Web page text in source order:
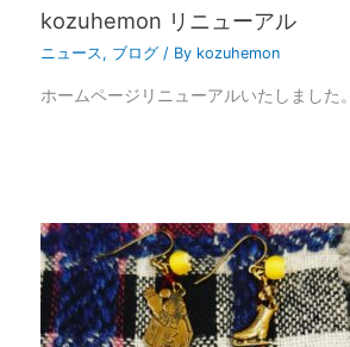
kozuhemon リニューアル
ニュース , ブログ / By kozuhemon
ホームページリニューアルいたしました。